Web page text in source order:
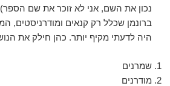
נכון את השם, אני לא זוכר את שם
ברונמן שכלל רק קנאים ומודרניסטים,
היה לדעתי מקיף יותר. כהן חילק את
שמרנים
מודרנים